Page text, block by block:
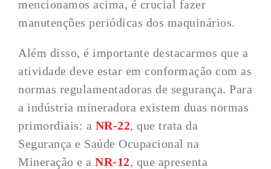
mencionamos acima, é crucial fazer
manutenções periódicas dos maquinários.
Além disso, é importante destacarmos que a
atividade deve estar em conformação com as
normas regulamentadoras de segurança. Para
a indústria mineradora existem duas normas
primordiais: a NR-22, que trata da
Segurança e Saúde Ocupacional na
Mineração e aNR-12, que apresenta